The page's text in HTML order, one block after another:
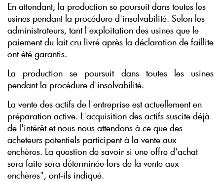
En attendant, la production se poursuit dans toutes les
usines pendant la procédure d'insolvabilité. Selon les
administrateurs, tant l'exploitation des usines que le
paiement du lait cru livré après la déclaration de faillite
ont été garantis.
La production se poursuit dans toutes les usines
pendant la procédure d'insolvabilité.
La vente des actifs de l'entreprise est actuellement en
préparation active. L'acquisition des actifs suscite déjà
de l'intérêt et nous nous attendons à ce que des
acheteurs potentiels participent à la vente aux
enchères. La question de savoir si une offre d'achat
sera faite sera déterminée lors de la vente aux
enchères", ont-ils indiqué.